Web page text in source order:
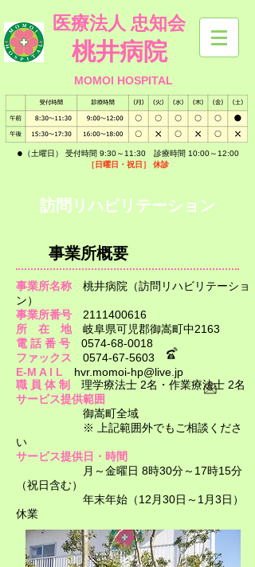
医療法人 忠知会
桃井病院
MOMOI HOSPITAL
​● （土曜日） 受付時間 9:30～11:30 診療時間 10:00～12:00
［日曜日・祝日］
休診
​訪問リハビリテーション
​事業所概要
事業所名称 桃井病院（訪問リハビリテーショ
ン）
事業所番号 2111400616
所 在 地岐阜県可児郡御嵩町中2163
電 話 番 号 0574-68-0018
ファックス 0574-67-5603
E-M A I L
hvr.momoi-hp@live.jp
職 員 体 制
理学療法士 2名・作業療法士 2名
サービス提供範囲
御嵩町全域
※ 上記範囲外でもご相談くださ
い​​
サービス提供日・時間
月～金曜日 8時30分～17時15分
（祝日含む）
年末年始（12月30日～1月3日）
休業